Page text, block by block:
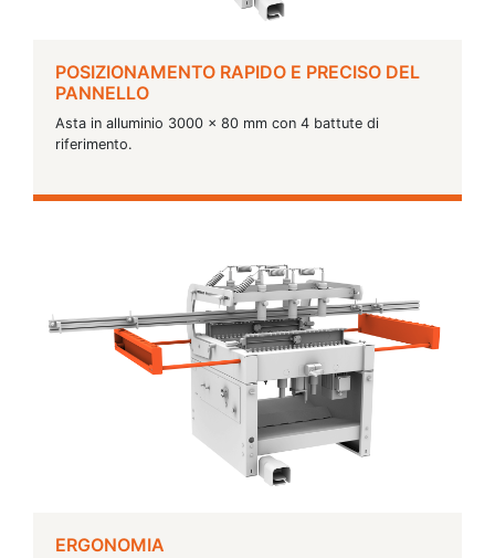
POSIZIONAMENTO RAPIDO E PRECISO DEL
PANNELLO
Asta in alluminio 3000 x 80 mm con 4 battute di
riferimento.
ERGONOMIA